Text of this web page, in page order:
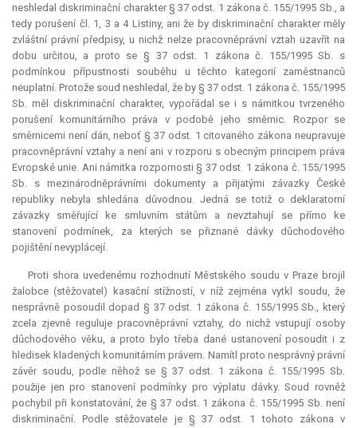
neshledal diskriminační charakter § 37 odst. 1 zákona č. 155/1995 Sb., a
tedy porušení čl. 1, 3 a 4 Listiny, ani že by diskriminační charakter měly
zvláštní právní předpisy, u nichž nelze pracovněprávní vztah uzavřít na
dobu určitou, a proto se § 37 odst. 1 zákona č. 155/1995 Sb. s
podmínkou přípustnosti souběhu u těchto kategorií zaměstnanců
neuplatní. Protože soud neshledal, že by § 37 odst. 1 zákona č. 155/1995
Sb. měl diskriminační charakter, vypořádal se i s námitkou tvrzeného
porušení komunitárního práva v podobě jeho směrnic. Rozpor se
směrnicemi není dán, neboť § 37 odst. 1 citovaného zákona neupravuje
pracovněprávní vztahy a není ani v rozporu s obecným principem práva
Evropské unie. Ani námitka rozpornosti § 37 odst. 1 zákona č. 155/1995
Sb. s mezinárodněprávními dokumenty a přijatými závazky České
republiky nebyla shledána důvodnou. Jedná se totiž o deklaratorní
závazky směřující ke smluvním státům a nevztahují se přímo ke
stanovení podmínek, za kterých se přiznané dávky důchodového
pojištění nevyplácejí.
Proti shora uvedenému rozhodnutí Městského soudu v Praze brojil
žalobce (stěžovatel) kasační stížností, v níž zejména vytkl soudu, že
nesprávně posoudil dopad § 37 odst. 1 zákona č. 155/1995 Sb., který
zcela zjevně reguluje pracovněprávní vztahy, do nichž vstupují osoby
důchodového věku, a proto bylo třeba dané ustanovení posoudit i z
hledisek kladených komunitárním právem. Namítl proto nesprávný právní
závěr soudu, podle něhož se § 37 odst. 1 zákona č. 155/1995 Sb.
použije jen pro stanovení podmínky pro výplatu dávky. Soud rovněž
pochybil při konstatování, že § 37 odst. 1 zákona č. 155/1995 Sb. není
diskriminační. Podle stěžovatele je § 37 odst. 1 tohoto zákona v